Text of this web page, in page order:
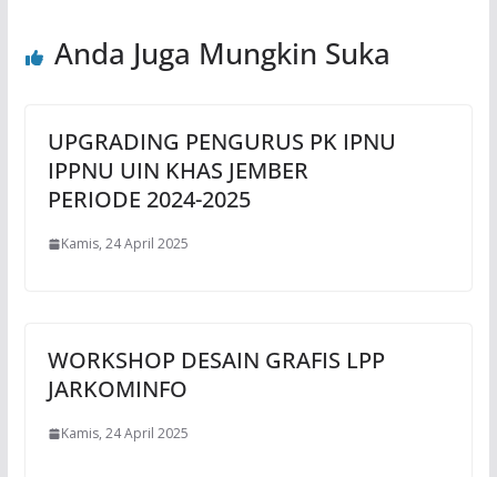
Anda Juga Mungkin Suka
UPGRADING PENGURUS PK IPNU
IPPNU UIN KHAS JEMBER
PERIODE 2024-2025
Kamis, 24 April 2025
WORKSHOP DESAIN GRAFIS LPP
JARKOMINFO
Kamis, 24 April 2025